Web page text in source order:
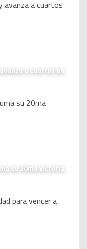
a cuartos en
su 20ma victoria